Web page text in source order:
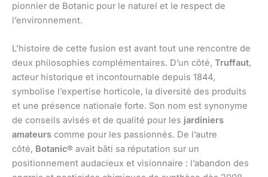
pionnier de Botanic pour le naturel et le respect de
l’environnement.
L’histoire de cette fusion est avant tout une rencontre de
deux philosophies complémentaires. D’un côté, Truffaut,
acteur historique et incontournable depuis 1844,
symbolise l’expertise horticole, la diversité des produits
et une présence nationale forte. Son nom est synonyme
de conseils avisés et de qualité pour les jardiniers
amateurs comme pour les passionnés. De l’autre
côté, Botanic® avait bâti sa réputation sur un
positionnement audacieux et visionnaire : l’abandon des